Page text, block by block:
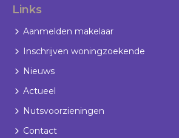
Links
Aanmelden makelaar
Inschrijven woningzoekende
Nieuws
Actueel
Nutsvoorzieningen
Contact